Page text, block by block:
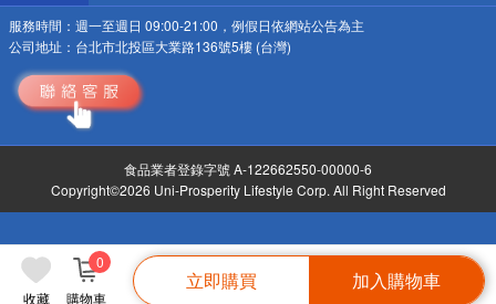
收藏 購物車
0
立即購買 加入購物車
服務時間： 週一至週日 09:00-21:00，例假日依網站公告為主
公司地址： 台北市北投區大業路136號5樓 (台灣)
食品業者登錄字號 A-122662550-00000-6
Copyright©2026 Uni-Prosperity Lifestyle Corp. All Right Reserved